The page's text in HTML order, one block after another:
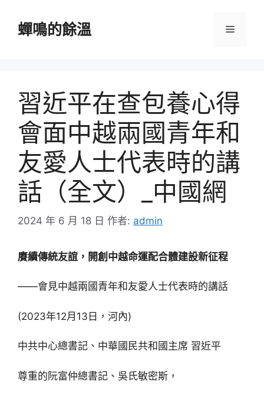
蟬鳴的餘溫 選
習近平在查包養心得
會面中越兩國青年和
友愛人士代表時的講
話（全文）_中國網
2024 年 6 月 18 日 作者: admin
賡續傳統友誼，開創中越命運配合體建設新征程
——會見中越兩國青年和友愛人士代表時的講話
(2023年12月13日，河內)
中共中心總書記、中華國民共和國主席 習近平
尊重的阮富仲總書記、吳氏敏密斯，